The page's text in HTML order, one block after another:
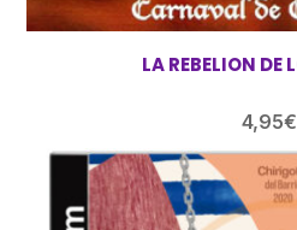
LA REBELION DE
4,95€